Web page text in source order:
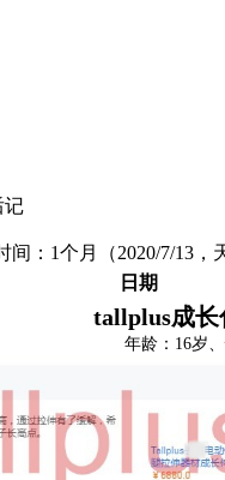
记
间：1个月（2020/7/13
日期
tallplus成长
年龄：16岁